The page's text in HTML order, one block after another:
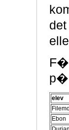
p�
elev
Ebon